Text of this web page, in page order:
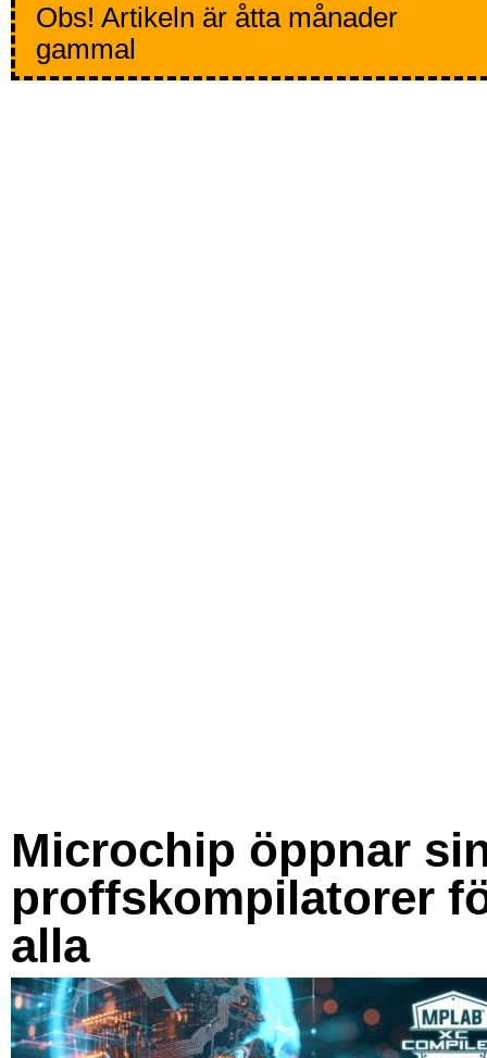
Obs! Artikeln är åtta månader
gammal
Microchip öppnar
proffskompilatorer
alla